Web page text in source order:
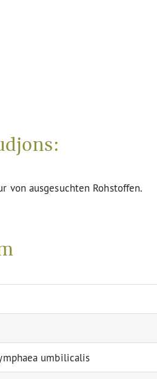
ausgesuchten Rohstoffen.
umbilicalis